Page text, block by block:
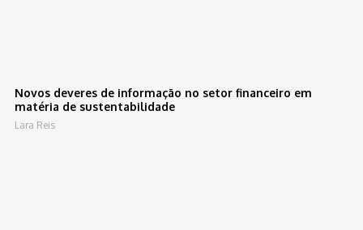
Novos deveres de informação no setor financeiro em
matéria de sustentabilidade
Lara Reis